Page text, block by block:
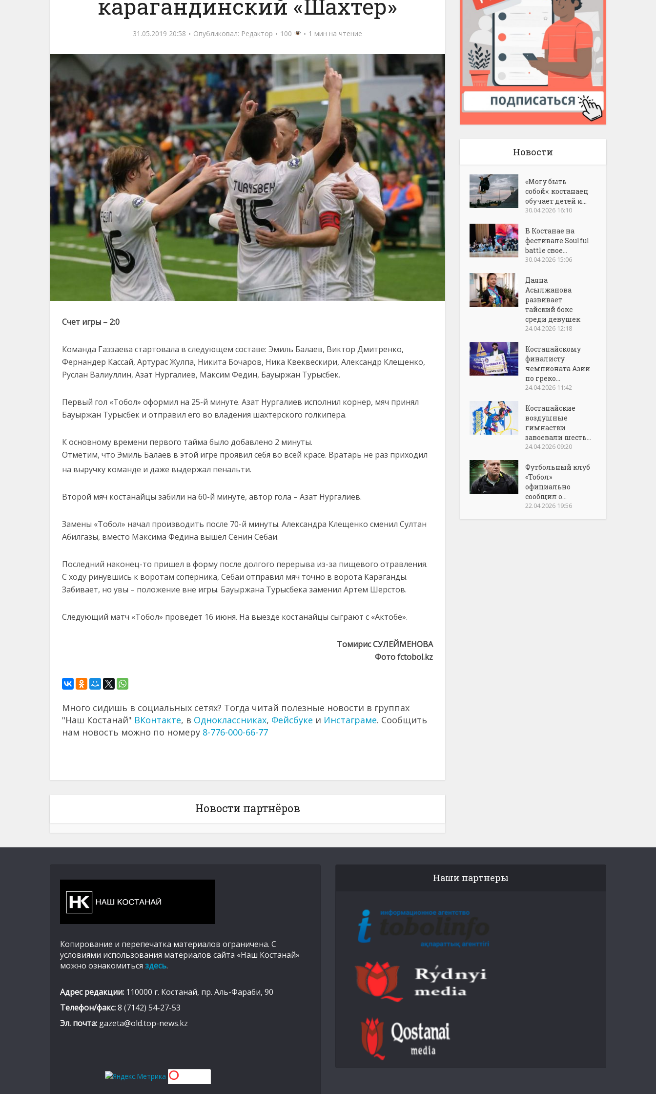
карагандинский «Шахтер»
31.05.2019 20:58 Опубликовал: Редактор 100 1 мин на чтение
Счет игры – 2:0
Команда Газзаева стартовала в следующем составе: Эмиль Балаев, Виктор Дмитренко,
Фернандер Кассай, Артурас Жулпа, Никита Бочаров, Ника Квеквескири, Александр Клещенко,
Руслан Валиуллин, Азат Нургалиев, Максим Федин, Бауыржан Турысбек.
Первый гол «Тобол» оформил на 25-й минуте. Азат Нургалиев исполнил корнер, мяч принял
Бауыржан Турысбек и отправил его во владения шахтерского голкипера.
К основному времени первого тайма было добавлено 2 минуты.
Отметим, что Эмиль Балаев в этой игре проявил себя во всей красе. Вратарь не раз приходил
на выручку команде и даже выдержал пенальти.
Второй мяч костанайцы забили на 60-й минуте, автор гола – Азат Нургалиев.
Замены «Тобол» начал производить после 70-й минуты. Александра Клещенко сменил Султан
Абилгазы, вместо Максима Федина вышел Сенин Себаи.
Последний наконец-то пришел в форму после долгого перерыва из-за пищевого отравления.
С ходу ринувшись к воротам соперника, Себаи отправил мяч точно в ворота Караганды.
Забивает, но увы – положение вне игры. Бауыржана Турысбека заменил Артем Шерстов.
Следующий матч «Тобол» проведет 16 июня. На выезде костанайцы сыграют с «Актобе».
Томирис СУЛЕЙМЕНОВА
Фото fctobol.kz
Много сидишь в социальных сетях? Тогда читай полезные новости в группах
"Наш Костанай" ВКонтакте, в Одноклассниках, Фейсбуке и Инстаграме. Сообщить
нам новость можно по номеру 8-776-000-66-77
Новости партнёров
Новости
«Могу быть
собой»: костанаец
обучает детей и...
30.04.2026 16:10
В Костанае на
фестивале Soulful
battle свое...
30.04.2026 15:06
Даяна
Асылжанова
развивает
тайский бокс
среди девушек
24.04.2026 12:18
Костанайскому
финалисту
чемпионата Азии
по греко...
24.04.2026 11:42
Костанайские
воздушные
гимнастки
завоевали шесть...
24.04.2026 09:20
Футбольный клуб
«Тобол»
официально
сообщил о...
22.04.2026 19:56
Копирование и перепечатка материалов ограничена. С
условиями использования материалов сайта «Наш Костанай»
можно ознакомиться здесь.
Адрес редакции: 110000 г. Костанай, пр. Аль-Фараби, 90
Телефон/факс:8 (7142) 54-27-53
Эл. почта: gazeta@old.top-news.kz
Наши партнеры